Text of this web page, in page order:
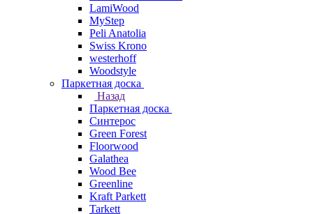
LamiWood
MyStep
Peli Anatolia
Swiss Krono
westerhoff
Woodstyle
Паркетная доска
Назад
Паркетная доска
Синтерос
Green Forest
Floorwood
Galathea
Wood Bee
Greenline
Kraft Parkett
Tarkett